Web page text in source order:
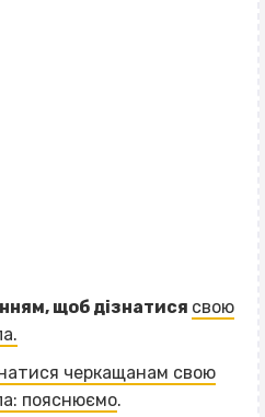
щоб дізнатися свою
черкащанам свою
пояснюємо.